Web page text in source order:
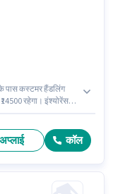
के पास कस्टमर हैंडलिंग
रहेगा। इंश्योरेंस,
अप्लाई कॉल